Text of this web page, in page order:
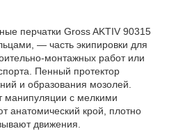
перчатки Gross AKTIV 90315
— часть экипировки для
монтажных работ или
Пенный протектор
и образования мозолей.
манипуляции с мелкими
анатомический крой, плотно
движения.